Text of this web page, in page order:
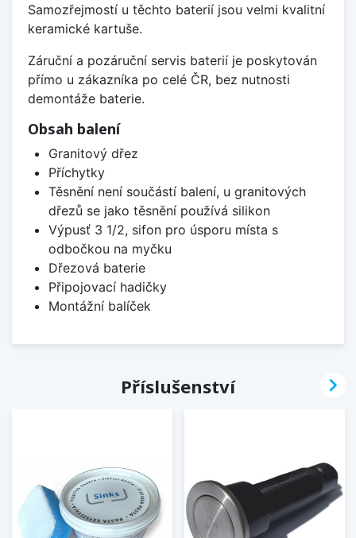
Samozřejmostí u těchto baterií jsou velmi kvalitní
keramické kartuše.
Záruční a pozáruční servis baterií je poskytován
přímo u zákazníka po celé ČR, bez nutnosti
demontáže baterie.
Obsah balení
Granitový dřez
Příchytky
Těsnění není součástí balení, u granitových
dřezů se jako těsnění používá silikon
Výpusť 3 1/2, sifon pro úsporu místa s
odbočkou na myčku
Dřezová baterie
Připojovací hadičky
Montážní balíček
Příslušenství 